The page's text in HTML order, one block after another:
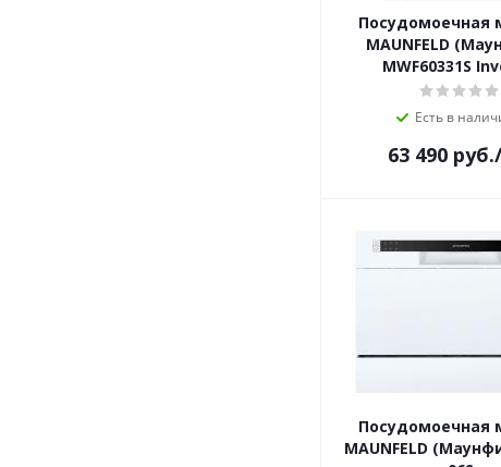
Посудомоечная
MAUNFELD
MWF60331S
Есть в
63 490 руб.
Посудомоечная
MAUNFELD